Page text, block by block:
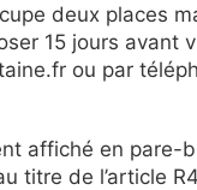
deux places
15 jours avant
ou par
affiché en pare-
titre de l’article